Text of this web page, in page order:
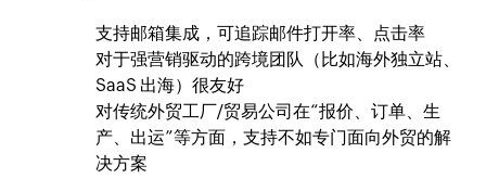
支持邮箱集成，可追踪邮件打开率、点击率
对于强营销驱动的跨境团队（比如海外独立站、
SaaS 出海）很友好
对传统外贸工厂/贸易公司在“报价、订单、生
产、出运”等方面，支持不如专门面向外贸的解
决方案